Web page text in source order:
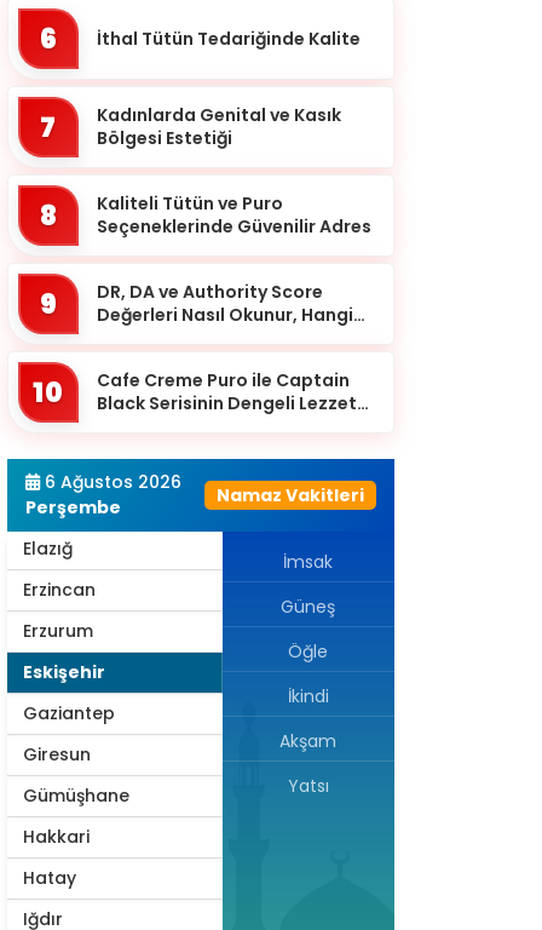
6 İthal Tütün Tedariğinde Kalite
7
Kadınlarda Genital ve Kasık
Bölgesi Estetiği
8
Kaliteli Tütün ve Puro
Seçeneklerinde Güvenilir Adres
9
DR, DA ve Authority Score
Değerleri Nasıl Okunur, Hangi
10
Cafe Creme Puro ile Captain
Black Serisinin Dengeli Lezzet
6 Ağustos 2026
Perşembe
Namaz Vakitleri
Bilecik
Bingöl
Bitlis
Bolu
Burdur
Bursa
Çanakkale
Çankırı
Denizli
Diyarbakır
Düzce
Edirne
Elazığ
Erzincan
Erzurum
Eskişehir
Gaziantep
Giresun
Gümüşhane
Hakkari
Hatay
Iğdır
İmsak
Güneş
Öğle
İkindi
Akşam
Yatsı